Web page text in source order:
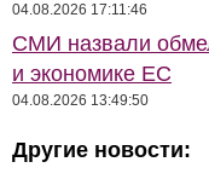
04.08.2026 17:11:46
СМИ назвали
и экономике ЕС
04.08.2026 13:49:50
Другие новости: